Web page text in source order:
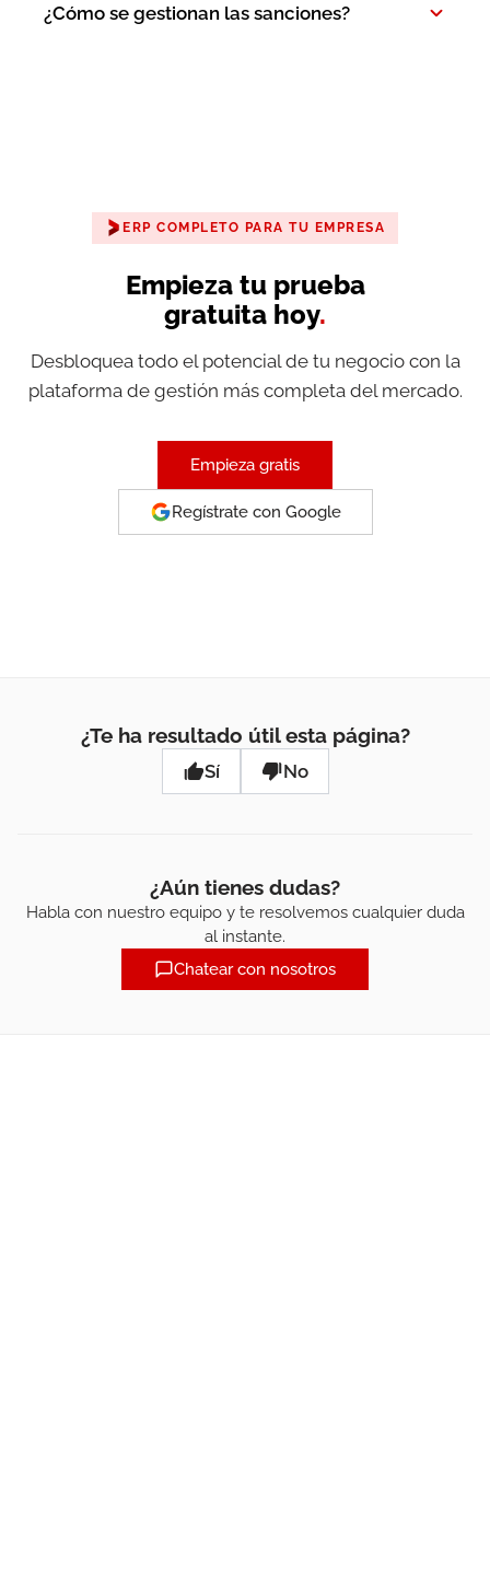
¿Cómo se gestionan las sanciones?
ERP COMPLETO PARA TU EMPRESA
Empieza tu prueba
gratuita hoy.
Desbloquea todo el potencial de tu negocio con la
plataforma de gestión más completa del mercado.
Empieza gratis
Regístrate con Google
¿Te ha resultado útil esta página?
Sí No
¿Aún tienes dudas?
Habla con nuestro equipo y te resolvemos cualquier duda
al instante.
Chatear con nosotros